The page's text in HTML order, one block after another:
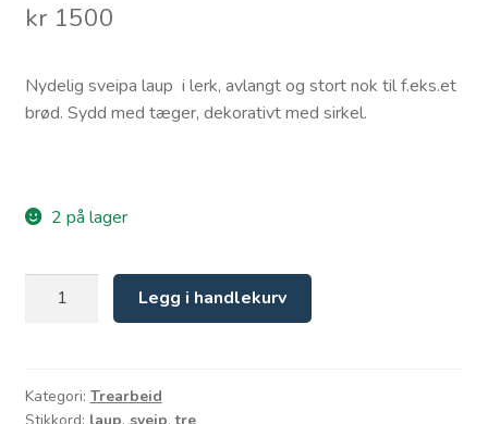
kr1500
Nydelig sveipa laup i lerk, avlangt og stort nok til f.eks.et
brød. Sydd med tæger, dekorativt med sirkel.
2 på lager
Sveipa
antall
Legg i handlekurv
Kategori: Trearbeid